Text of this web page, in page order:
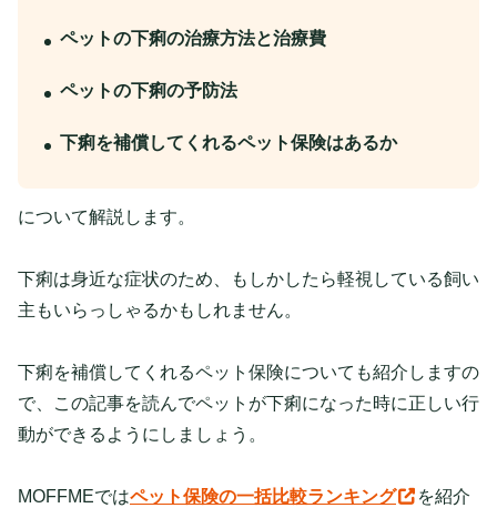
ペットの下痢の治療方法と治療費
ペットの下痢の予防法
下痢を補償してくれるペット保険はあるか
について解説します。
下痢は身近な症状のため、もしかしたら軽視している飼い
主もいらっしゃるかもしれません。
下痢を補償してくれるペット保険についても紹介しますの
で、この記事を読んでペットが下痢になった時に正しい行
動ができるようにしましょう。
MOFFMEではペット保険の一括比較ランキング
を紹介